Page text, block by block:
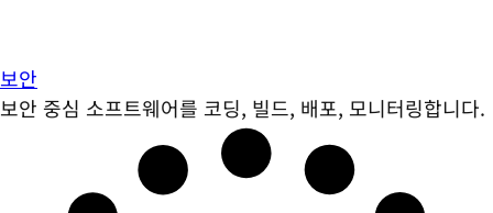
보안
보안 중심 소프트웨어를 코딩, 빌드, 배포, 모니터링합니다.